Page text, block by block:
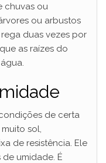
chuvas ou
ou arbustos
duas vezes por
as raízes do
de certa
sol,
de resistência. Ele
umidade. É